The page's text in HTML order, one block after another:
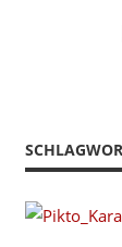
Radfahren